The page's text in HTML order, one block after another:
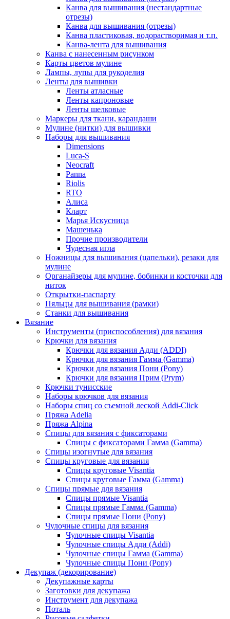
Канва для вышивания (нестандартные
отрезы)
Канва для вышивания (отрезы)
Канва пластиковая, водорастворимая и т.п.
Канва-лента для вышивания
Канва с нанесенным рисунком
Карты цветов мулине
Лампы, лупы для рукоделия
Ленты для вышивки
Ленты атласные
Ленты капроновые
Ленты шелковые
Маркеры для ткани, карандаши
Мулине (нитки) для вышивки
Наборы для вышивания
Dimensions
Luca-S
Neocraft
Panna
Riolis
RTO
Алиса
Кларт
Марья Искусница
Машенька
Прочие производители
Чудесная игла
Ножницы для вышивания (цапельки), резаки для
мулине
Органайзеры для мулине, бобинки и косточки для
ниток
Открытки-паспарту
Пяльцы для вышивания (рамки)
Станки для вышивания
Вязание
Инструменты (приспособления) для вязания
Крючки для вязания
Крючки для вязания Адди (ADDI)
Крючки для вязания Гамма (Gamma)
Крючки для вязания Пони (Pony)
Крючки для вязания Прим (Prym)
Крючки тунисские
Наборы крючков для вязания
Наборы спиц со съемной леской Addi-Click
Пряжа Adelia
Пряжа Alpina
Спицы для вязания с фиксаторами
Спицы с фиксаторами Гамма (Gamma)
Спицы изогнутые для вязания
Спицы круговые для вязания
Спицы круговые Visantia
Спицы круговые Гамма (Gamma)
Спицы прямые для вязания
Спицы прямые Visantia
Спицы прямые Гамма (Gamma)
Спицы прямые Пони (Pony)
Чулочные спицы для вязания
Чулочные спицы Visantia
Чулочные спицы Адди (Addi)
Чулочные спицы Гамма (Gamma)
Чулочные спицы Пони (Pony)
Декупаж (декорирование)
Декупажные карты
Заготовки для декупажа
Инструмент для декупажа
Поталь